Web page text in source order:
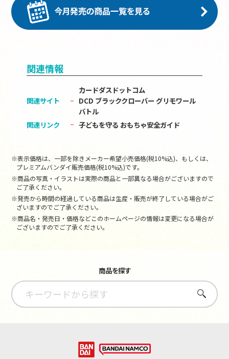
関連情報
関連サイト
カードダスドットコム
DCD ブラッククローバー グリモワール
バトル
関連リンク
子どもを守る おもちゃ安全ガイド
※表示価格は、一部を除きメーカー希望小売価格(税10%込)、もしくは、
プレミアムバンダイ販売価格(税10%込)です。
※商品の写真・イラストは実際の商品と一部異なる場合がございますので
ご了承ください。
※発売から時間の経過している商品は生産・販売が終了している場合がご
ざいますのでご了承ください。
※商品名・発売日・価格などこのホームページの情報は変更になる場合が
ございますのでご了承ください。
商品を探す
さがす